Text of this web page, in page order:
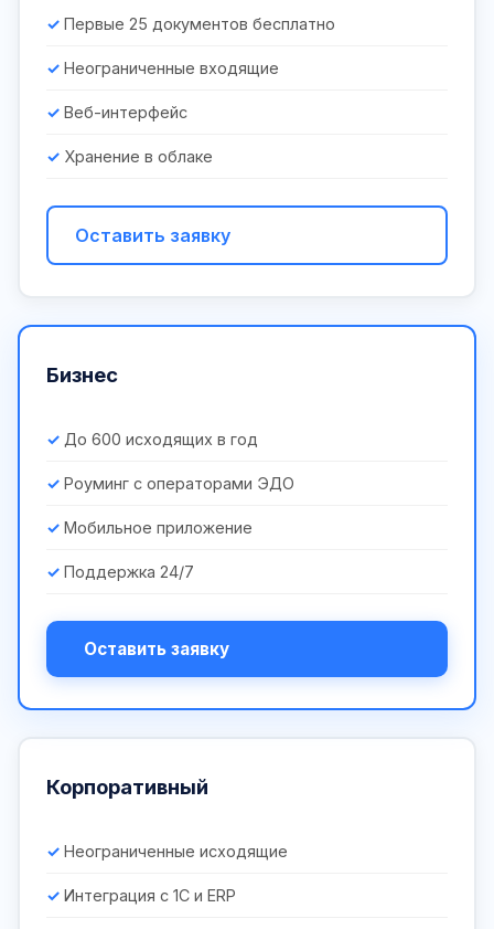
Первые 25 документов бесплатно
Неограниченные входящие
Веб-интерфейс
Хранение в облаке
Оставить заявку
Бизнес
До 600 исходящих в год
Роуминг с операторами ЭДО
Мобильное приложение
Поддержка 24/7
Оставить заявку
Корпоративный
Неограниченные исходящие
Интеграция с 1С и ERP